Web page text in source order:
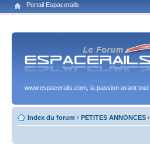
Portail Espacerails
www.espacerails.com, la passion avant tout
Index du forum ‹ PETITES ANNONCES ‹